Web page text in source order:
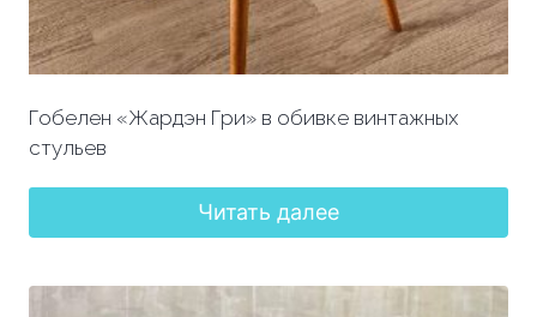
Гобелен «Жардэн Гри» в обивке винтажных
стульев
Читать далее